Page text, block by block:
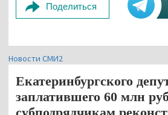
Поделиться
Новости СМИ2
Екатеринбургского
заплатившего 60 млн